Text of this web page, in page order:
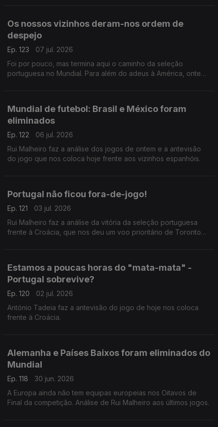
Os nossos vizinhos deram-nos ordem de
despejo
Ep. 123
07 jul. 2026
Foi por pouco, mas termina aqui o caminho da seleção
portuguesa no Mundial. Para além do adeus à América, ontem
Mundial de futebol: Brasil e México foram
eliminados
Ep. 122
06 jul. 2026
Rui Malheiro faz a análise dos jogos de ontem e a antevisão
do jogo que nos coloca hoje frente aos vizinhos espanhóis.
Portugal não ficou fora-de-jogo!
Ep. 121
03 jul. 2026
Rui Malheiro faz a análise da vitória da seleção portuguesa
frente à Croácia, que nos deu um voo prioritário de Toronto
Estamos a poucas horas do "mata-mata" -
Portugal sobrevive?
Ep. 120
02 jul. 2026
António Tadeia faz a antevisão do jogo de hoje nos coloca
frente à Croácia.
Alemanha e Países Baixos foram eliminados do
Mundial
Ep. 118
30 jun. 2026
A Europa ainda não tem equipas europeias nos Oitavos de
Final da competição. Análise de Rui Malheiro aos últimos jogos.